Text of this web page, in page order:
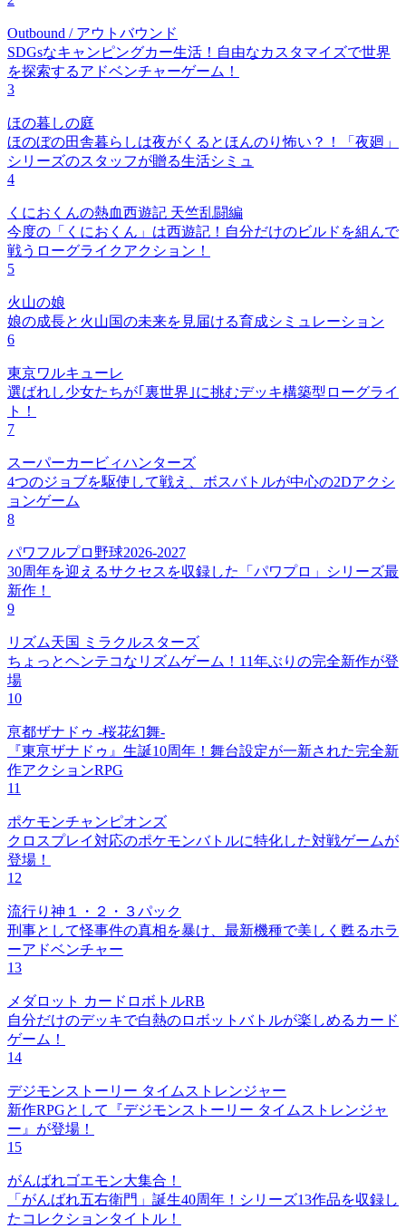
Outbound / アウトバウンド
SDGsなキャンピングカー生活！自由なカスタマイズで世界
を探索するアドベンチャーゲーム！
3
ほの暮しの庭
ほのぼの田舎暮らしは夜がくるとほんのり怖い？！「夜廻」
シリーズのスタッフが贈る生活シミュ
4
くにおくんの熱血西遊記 天竺乱闘編
今度の「くにおくん」は西遊記！自分だけのビルドを組んで
戦うローグライクアクション！
5
火山の娘
娘の成長と火山国の未来を見届ける育成シミュレーション
6
東京ワルキューレ
選ばれし少女たちが｢裏世界｣に挑むデッキ構築型ローグライ
ト！
7
スーパーカービィハンターズ
4つのジョブを駆使して戦え、ボスバトルが中心の2Dアクシ
ョンゲーム
8
パワフルプロ野球2026-2027
30周年を迎えるサクセスを収録した「パワプロ」シリーズ最
新作！
9
リズム天国 ミラクルスターズ
ちょっとヘンテコなリズムゲーム！11年ぶりの完全新作が登
場
10
亰都ザナドゥ -桜花幻舞-
『東亰ザナドゥ』生誕10周年！舞台設定が一新された完全新
作アクションRPG
11
ポケモンチャンピオンズ
クロスプレイ対応のポケモンバトルに特化した対戦ゲームが
登場！
12
流行り神１・２・３パック
刑事として怪事件の真相を暴け、最新機種で美しく甦るホラ
ーアドベンチャー
13
メダロット カードロボトルRB
自分だけのデッキで白熱のロボットバトルが楽しめるカード
ゲーム！
14
デジモンストーリー タイムストレンジャー
新作RPGとして『デジモンストーリー タイムストレンジャ
ー』が登場！
15
がんばれゴエモン大集合！
「がんばれ五右衛門」誕生40周年！シリーズ13作品を収録し
たコレクションタイトル！